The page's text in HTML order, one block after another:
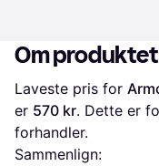
Om produktet
Laveste pris for
er 570 kr. Dette er
forhandler.
Sammenlign: